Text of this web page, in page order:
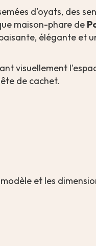
d'oyats, des
maison-phare de
élégante et
visuellement
de cachet.
et les